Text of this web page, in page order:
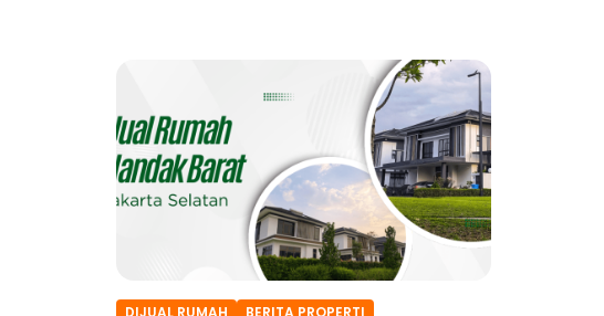
DIJUAL RUMAH BERITA PROPERTI